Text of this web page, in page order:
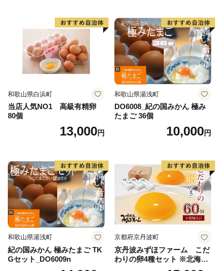
え合い、いきいきと暮らせる魅力あるまちづくりに挑戦
しています。
和歌山県白浜町
当店人気NO1 高級有精卵
80個
13,000円
和歌山県湯浅町
DO6008_紀の国みかん 極み
たまご 36個
10,000円
和歌山県湯浅町
紀の国みかん 極みたまご TK
Gセット_DO6009n
京都府京丹波町
京丹波みずほファーム こだ
わりの卵4種セット ※北海
道・沖縄・その他離島は配送